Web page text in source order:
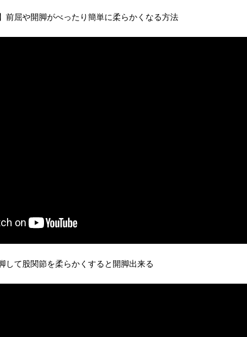
前屈や開脚がべったり簡単に柔らかくなる方法
して股関節を柔らかくすると開脚出来る